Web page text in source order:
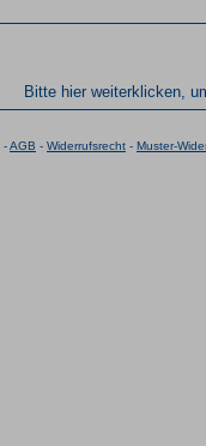
Bitte hier weiterklicken,
-AGB - Widerrufsrecht - Muster-